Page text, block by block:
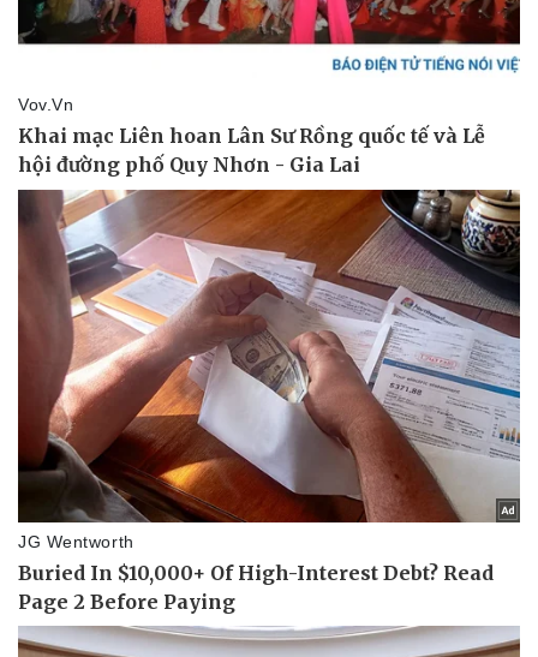
Sức khỏe
Cây thuốc
Sản phụ khoa
Nhi khoa
Đời sống
Blog